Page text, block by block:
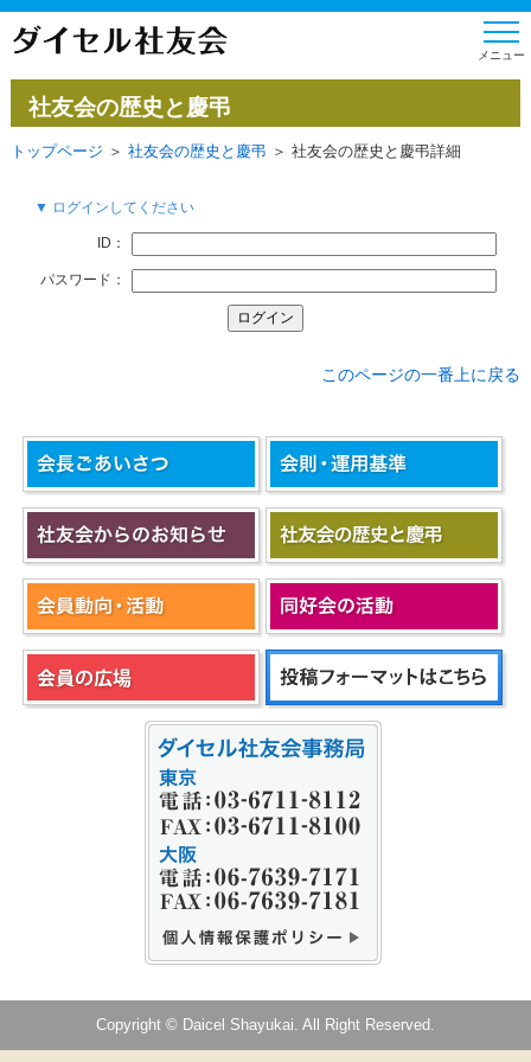
社友会の歴史と慶弔
トップページ ＞ 社友会の歴史と慶弔 ＞ 社友会の歴史と慶弔詳細
▼ ログインしてください
ID：
パスワード：
このページの一番上に戻る
Copyright © Daicel Shayukai. All Right Reserved.